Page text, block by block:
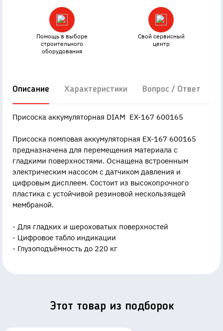
Помощь в выборе
строительного
оборудования
Свой сервисный
центр
Описание Характеристики Вопрос / Ответ
Присоска аккумуляторная DIAM EX-167 600165
Присоска помповая аккумуляторная EX-167 600165
предназначена для перемещения материала с
гладкими поверхностями. Оснащена встроенным
электрическим насосом с датчиком давления и
цифровым дисплеем. Состоит из высокопрочного
пластика с устойчивой резиновой нескользящей
мембраной.
- Для гладких и шероховатых поверхностей
- Цифровое табло индикации
- Глузоподъёмность до 220 кг
Этот товар из подборок